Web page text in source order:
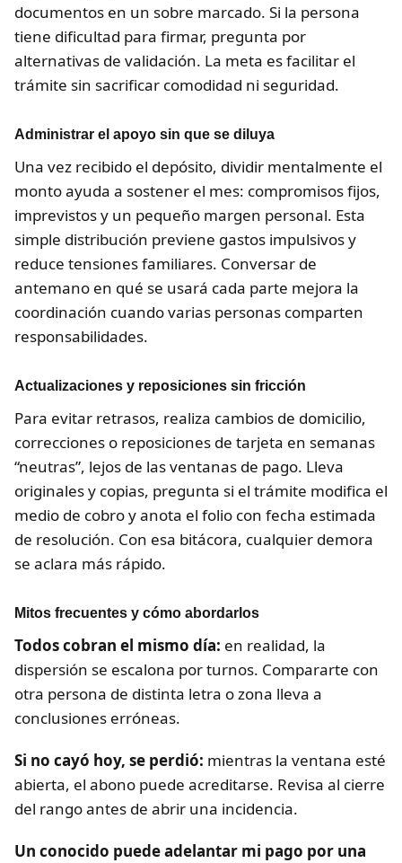
documentos en un sobre marcado. Si la persona
tiene dificultad para firmar, pregunta por
alternativas de validación. La meta es facilitar el
trámite sin sacrificar comodidad ni seguridad.
Administrar el apoyo sin que se diluya
Una vez recibido el depósito, dividir mentalmente el
monto ayuda a sostener el mes: compromisos fijos,
imprevistos y un pequeño margen personal. Esta
simple distribución previene gastos impulsivos y
reduce tensiones familiares. Conversar de
antemano en qué se usará cada parte mejora la
coordinación cuando varias personas comparten
responsabilidades.
Actualizaciones y reposiciones sin fricción
Para evitar retrasos, realiza cambios de domicilio,
correcciones o reposiciones de tarjeta en semanas
“neutras”, lejos de las ventanas de pago. Lleva
originales y copias, pregunta si el trámite modifica el
medio de cobro y anota el folio con fecha estimada
de resolución. Con esa bitácora, cualquier demora
se aclara más rápido.
Mitos frecuentes y cómo abordarlos
Todos cobran el mismo día: en realidad, la
dispersión se escalona por turnos. Compararte con
otra persona de distinta letra o zona lleva a
conclusiones erróneas.
Si no cayó hoy, se perdió: mientras la ventana esté
abierta, el abono puede acreditarse. Revisa al cierre
del rango antes de abrir una incidencia.
Un conocido puede adelantar mi pago por una